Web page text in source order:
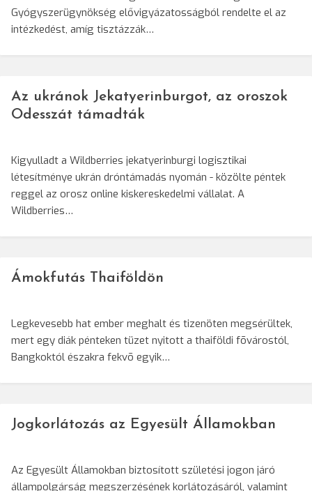
Gyógyszerügynökség elővigyázatosságból rendelte el az
intézkedést, amíg tisztázzák…
Az ukránok Jekatyerinburgot, az oroszok
Odesszát támadták
Kigyulladt a Wildberries jekatyerinburgi logisztikai
létesítménye ukrán dróntámadás nyomán - közölte péntek
reggel az orosz online kiskereskedelmi vállalat. A
Wildberries…
Ámokfutás Thaiföldön
Legkevesebb hat ember meghalt és tizenöten megsérültek,
mert egy diák pénteken tüzet nyitott a thaiföldi fõvárostól,
Bangkoktól északra fekvõ egyik…
Jogkorlátozás az Egyesült Államokban
Az Egyesült Államokban biztosított születési jogon járó
állampolgárság megszerzésének korlátozásáról, valamint